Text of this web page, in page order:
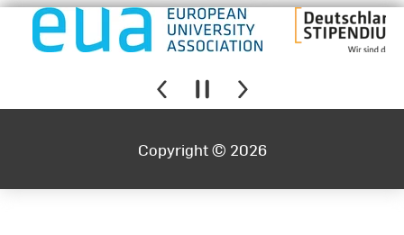
Copyright © 2026